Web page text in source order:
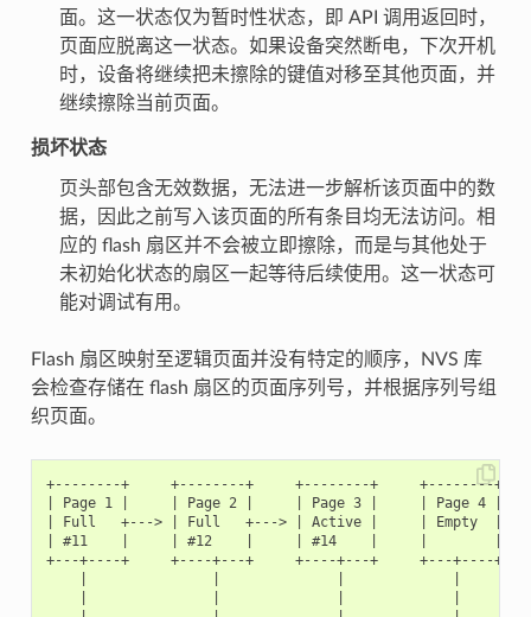
面。这一状态仅为暂时性状态，即 API 调用返回时，
页面应脱离这一状态。如果设备突然断电，下次开机
时，设备将继续把未擦除的键值对移至其他页面，并
继续擦除当前页面。
损坏状态
页头部包含无效数据，无法进一步解析该页面中的数
据，因此之前写入该页面的所有条目均无法访问。相
应的 flash 扇区并不会被立即擦除，而是与其他处于
未初始化状态的扇区一起等待后续使用。这一状态可
能对调试有用。
Flash 扇区映射至逻辑页面并没有特定的顺序，NVS 库
会检查存储在 flash 扇区的页面序列号，并根据序列号组
织页面。
+--------+     +--------+     +--------+     +--------+
| Page 1 |     | Page 2 |     | Page 3 |     | Page 4 |
| Full   +---> | Full   +---> | Active |     | Empty  |
| #11    |     | #12    |     | #14    |     |        |   <-
+---+----+     +----+---+     +----+---+     +---+----+